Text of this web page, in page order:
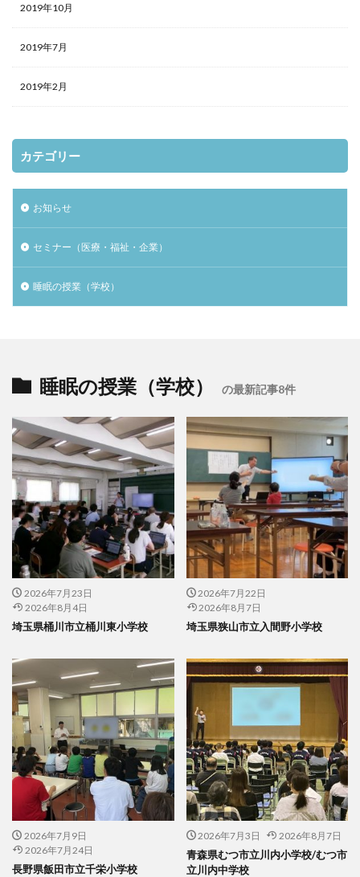
2019年10月
2019年7月
2019年2月
カテゴリー
お知らせ
セミナー（医療・福祉・企業）
睡眠の授業（学校）
睡眠の授業（学校） の最新記事8件
2026年7月23日
2026年8月4日
埼玉県桶川市立桶川東小学校
2026年7月22日
2026年8月7日
埼玉県狭山市立入間野小学校
2026年7月9日
2026年7月24日
長野県飯田市立千栄小学校
2026年7月3日 2026年8月7日
青森県むつ市立川内小学校/むつ市
立川内中学校